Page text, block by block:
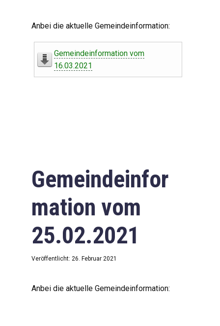
Leben in Oberdorf
Downloads
Impressum
Datenschutzerklärung
Anbei die aktuelle Gemeindeinformation:
Gemeindeinformation vom
16.03.2021
Gemeindeinfor
mation vom
25.02.2021
Veröffentlicht: 26. Februar 2021
Anbei die aktuelle Gemeindeinformation: